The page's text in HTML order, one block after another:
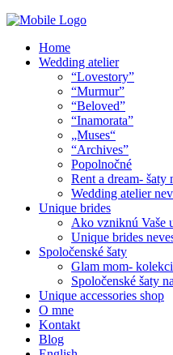
Home
Wedding atelier
“Lovestory”
“Murmur”
“Beloved”
“Inamorata”
„Muses“
“Archives”
Popolnočné
Rent a dream- šaty
Wedding atelier
Unique brides
Ako vzniknú Vaše
Unique brides
Spoločenské šaty
Glam mom-
Spoločenské šaty
Unique accessories shop
O mne
Kontakt
Blog